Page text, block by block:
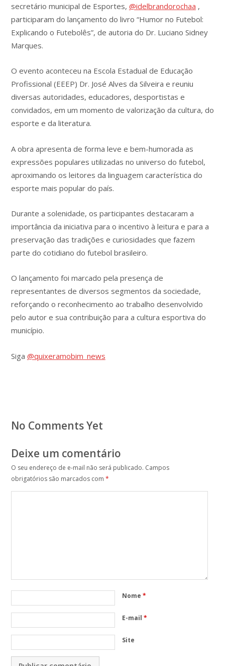
secretário municipal de Esportes, @idelbrandorochaa ,
participaram do lançamento do livro “Humor no Futebol:
Explicando o Futebolês”, de autoria do Dr. Luciano Sidney
Marques.
O evento aconteceu na Escola Estadual de Educação
Profissional (EEEP) Dr. José Alves da Silveira e reuniu
diversas autoridades, educadores, desportistas e
convidados, em um momento de valorização da cultura, do
esporte e da literatura.
A obra apresenta de forma leve e bem-humorada as
expressões populares utilizadas no universo do futebol,
aproximando os leitores da linguagem característica do
esporte mais popular do país.
Durante a solenidade, os participantes destacaram a
importância da iniciativa para o incentivo à leitura e para a
preservação das tradições e curiosidades que fazem
parte do cotidiano do futebol brasileiro.
O lançamento foi marcado pela presença de
representantes de diversos segmentos da sociedade,
reforçando o reconhecimento ao trabalho desenvolvido
pelo autor e sua contribuição para a cultura esportiva do
município.
Siga @quixeramobim_news
No Comments Yet
Deixe um comentário
O seu endereço de e-mail não será publicado. Campos
obrigatórios são marcados com *
Nome *
E-mail *
Site